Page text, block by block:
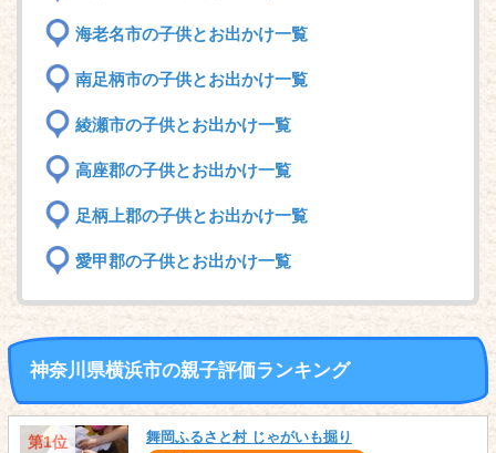
海老名市の子供とお出かけ一覧
南足柄市の子供とお出かけ一覧
綾瀬市の子供とお出かけ一覧
高座郡の子供とお出かけ一覧
足柄上郡の子供とお出かけ一覧
愛甲郡の子供とお出かけ一覧
神奈川県横浜市の親子評価ランキング
第1位 舞岡ふるさと村 じゃがいも掘り